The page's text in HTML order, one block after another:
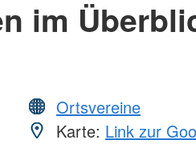
im
Ortsvereine
Karte: Link zur